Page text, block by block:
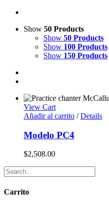
Show 50 Products
Show 50 Products
Show 100 Products
Show 150 Products
View Cart
Añadir al carrito / Details
Modelo PC4
$2,508.00
Carrito